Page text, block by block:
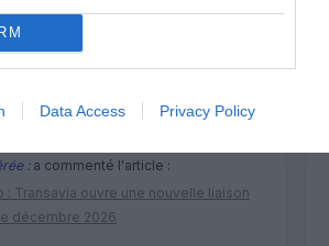
Data Access Privacy Policy
:a commenté l'article :
: Transavia ouvre une nouvelle liaison
décembre 2026